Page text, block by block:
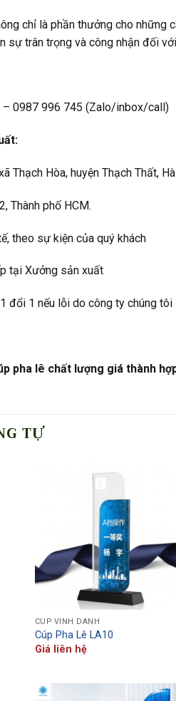
chỉ là phần thưởng cho những
sự trân trọng và công nhận đối
– 0987 996 745 (Zalo/inbox/call)
Thạch Hòa, huyện Thạch Thất,
Thành phố HCM.
theo sự kiện của quý khách
tại Xưởng sản xuất
đổi 1 nếu lỗi do công ty chúng tôi
pha lê chất lượng giá thành
TỰ
CÚP VINH DANH
Cúp Pha Lê LA10
Giá liên hệ